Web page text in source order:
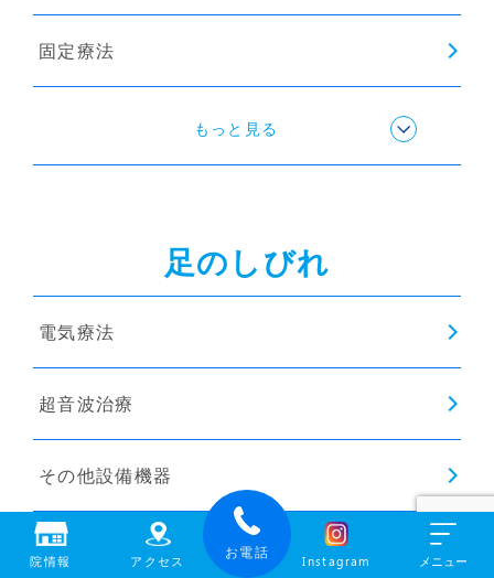
院情報 アクセス
お電話
Instagram メニュー
固定療法
リハビリ・トレーニング
インソール
もっと見る
足のしびれ
電気療法
超音波治療
その他設備機器
ストレッチ